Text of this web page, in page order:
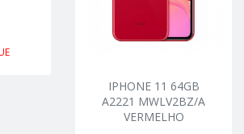
IPHONE 11 64GB
A2221 MWLV2BZ/A
VERMELHO